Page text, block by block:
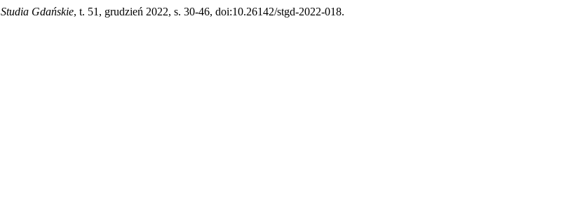
Studia Gdańskie, t. 51, grudzień 2022, s. 30-46, doi:10.26142/stgd-2022-018.